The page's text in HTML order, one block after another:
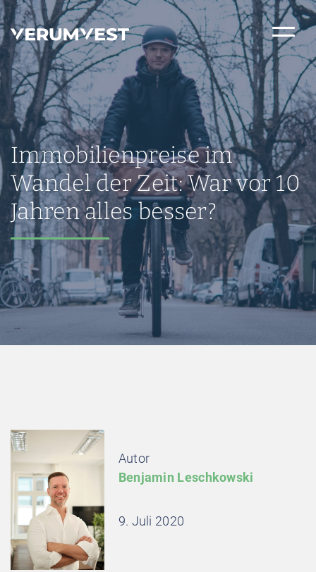
Immobilienpreise im
Wandel der Zeit: War vor 10
Jahren alles besser?
Autor
Benjamin Leschkowski
9. Juli 2020